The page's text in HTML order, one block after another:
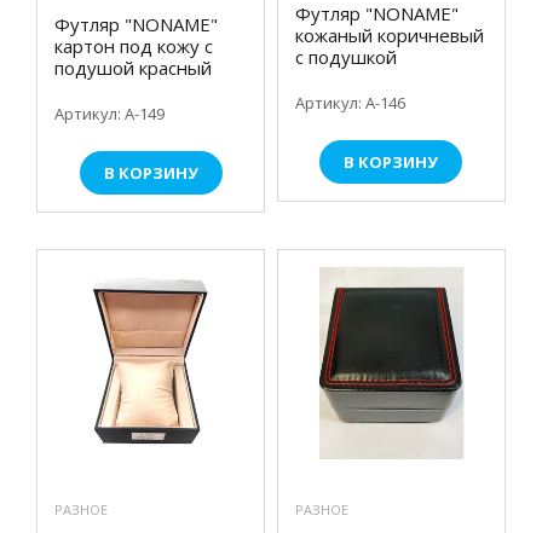
Футляр "NONAME"
картон под кожу с
подушой красный
Артикул: А-149
В КОРЗИНУ
Футляр "NONAME"
кожаный коричневый
с подушкой
Артикул: А-146
В КОРЗИНУ
РАЗНОЕ РАЗНОЕ